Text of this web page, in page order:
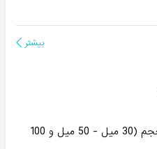
بیشتر
موجود در 3 حجم (30 میل - 50 میل و 100